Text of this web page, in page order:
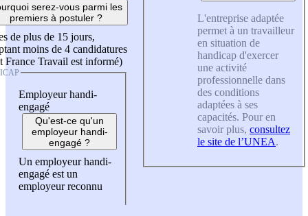
serez-vous parmi les
premiers à postuler ?
de plus de 15 jours,
moins de 4 candidatures
France Travail est informé)
Employeur handi-
engagé
Qu'est-ce qu'un
employeur handi-
engagé ?
Un employeur handi-
engagé est un
employeur reconnu
L'entreprise adaptée
permet à un travailleur
en situation de
handicap d'exercer
une activité
professionnelle dans
des conditions
adaptées à ses
capacités. Pour en
savoir plus, consultez
le site de l’UNEA.